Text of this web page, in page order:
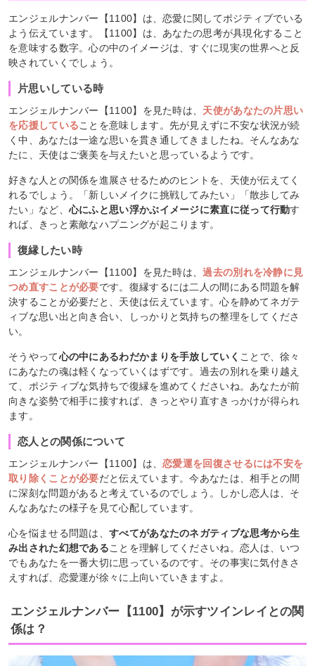
エンジェルナンバー【1100】は、恋愛に関してポジティブでいる
よう伝えています。【1100】は、あなたの思考が具現化すること
を意味する数字。心の中のイメージは、すぐに現実の世界へと反
映されていくでしょう。
片思いしている時
エンジェルナンバー【1100】を見た時は、 天使があなたの片思い
を応援していることを意味します。先が見えずに不安な状況が続
く中、あなたは一途な思いを貫き通してきましたね。そんなあな
たに、天使はご褒美を与えたいと思っているようです。
好きな人との関係を進展させるためのヒントを、天使が伝えてく
れるでしょう。「新しいメイクに挑戦してみたい」「散歩してみ
たい」など、 心にふと思い浮かぶイメージに素直に従って行動す
れば、きっと素敵なハプニングが起こります。
復縁したい時
エンジェルナンバー【1100】を見た時は、過去の別れを冷静に見
つめ直すことが必要です。復縁するには二人の間にある問題を解
決することが必要だと、天使は伝えています。心を静めてネガテ
ィブな思い出と向き合い、しっかりと気持ちの整理をしてくださ
い。
そうやって心の中にあるわだかまりを手放していく ことで、徐々
にあなたの魂は軽くなっていくはずです。過去の別れを乗り越え
て、ポジティブな気持ちで復縁を進めてくださいね。あなたが前
向きな姿勢で相手に接すれば、きっとやり直すきっかけが得られ
ます。
恋人との関係について
エンジェルナンバー【1100】は、恋愛運を回復させるには不安を
取り除くことが必要だと伝えています。今あなたは、相手との間
に深刻な問題があると考えているのでしょう。しかし恋人は、そ
んなあなたの様子を見て心配しています。
心を悩ませる問題は、 すべてがあなたのネガティブな思考から生
み出された幻想であることを理解してくださいね。恋人は、いつ
でもあなたを一番大切に思っているのです。その事実に気付きさ
えすれば、恋愛運が徐々に上向いていきますよ。
エンジェルナンバー【1100】が示すツインレイとの関
係は？